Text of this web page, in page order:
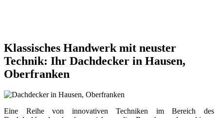
Klassisches Handwerk mit neuster
Technik: Ihr Dachdecker in Hausen,
Oberfranken
Eine Reihe von innovativen Techniken im Bereich des